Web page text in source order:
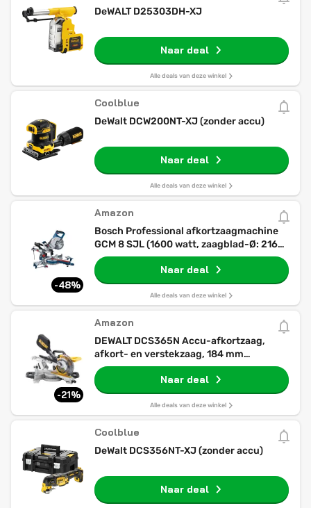
DeWALT D25303DH-XJ
Naar deal
Alle deals van deze winkel
Coolblue
DeWalt DCW200NT-XJ (zonder accu)
Naar deal
Alle deals van deze winkel
-48%
Amazon
Bosch Professional afkortzaagmachine
GCM 8 SJL (1600 watt, zaagblad-Ø: 216
mm, in doos)
Naar deal
Alle deals van deze winkel
-21%
Amazon
DEWALT DCS365N Accu-afkortzaag,
afkort- en verstekzaag, 184 mm
zaagbladdiameter, 48 graden
hellingsinstelling, XPS-
zaaglijnweergave, levering zonder accu
Naar deal
Alle deals van deze winkel
Coolblue
DeWalt DCS356NT-XJ (zonder accu)
Naar deal